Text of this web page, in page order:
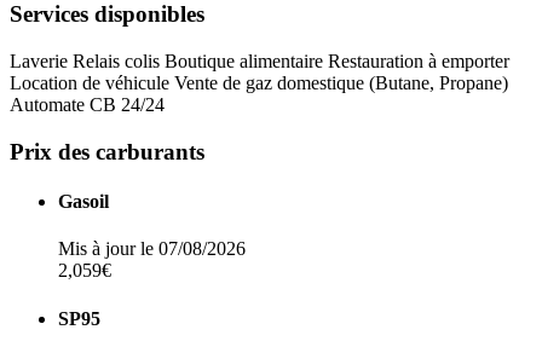
Services disponibles
Laverie Relais colis Boutique alimentaire Restauration à emporter
Location de véhicule Vente de gaz domestique (Butane, Propane)
Automate CB 24/24
Prix des carburants
Gasoil
Mis à jour le 07/08/2026
2,059€
SP95